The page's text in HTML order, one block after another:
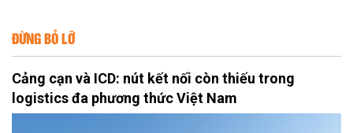
ĐỪNG BỎ LỠ
Cảng cạn và ICD: nút kết nối còn thiếu trong
logistics đa phương thức Việt Nam